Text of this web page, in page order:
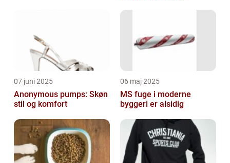
07 juni 2025
Anonymous pumps: Skøn
stil og komfort
06 maj 2025
MS fuge i moderne
byggeri er alsidig